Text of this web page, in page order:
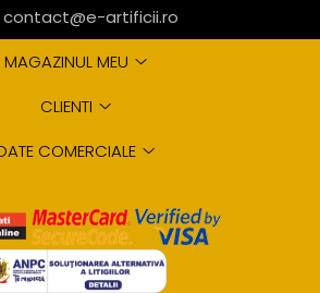
contact@e-artificii.ro
MAGAZINUL MEU
CLIENTI
COMERCIALE